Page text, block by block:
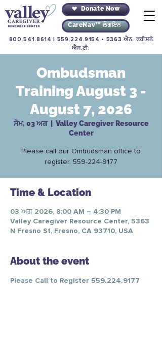
Donate Now
CareNav™ ਲੌਗਇਨ
800.541.8614 559.224.9154 • 5363 ਐਨ. ਫਰੀਸਨੋ
ਐਸ.ਟੀ.
Ombudsman
Training August 3 -
August 7, 2026
ਸੋਮ, 03 ਅਗ
  |
Valley Caregiver Resource
Center
Please call our Ombudsman office to
register. 559-224-9177
Time & Location
03 ਅਗ 2026, 8:00 AM – 4:30 PM
Valley Caregiver Resource Center, 5363
N Fresno St, Fresno, CA 93710, USA
About the event
Please Call to Register 559.224.9177